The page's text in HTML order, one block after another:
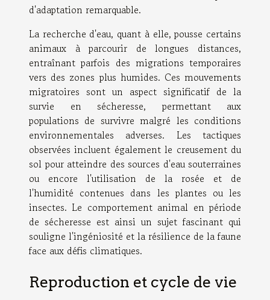
d'adaptation remarquable.
La recherche d'eau, quant à elle, pousse certains
animaux à parcourir de longues distances,
entraînant parfois des migrations temporaires
vers des zones plus humides. Ces mouvements
migratoires sont un aspect significatif de la
survie en sécheresse, permettant aux
populations de survivre malgré les conditions
environnementales adverses. Les tactiques
observées incluent également le creusement du
sol pour atteindre des sources d'eau souterraines
ou encore l'utilisation de la rosée et de
l'humidité contenues dans les plantes ou les
insectes. Le comportement animal en période
de sécheresse est ainsi un sujet fascinant qui
souligne l'ingéniosité et la résilience de la faune
face aux défis climatiques.
Reproduction et cycle de vie